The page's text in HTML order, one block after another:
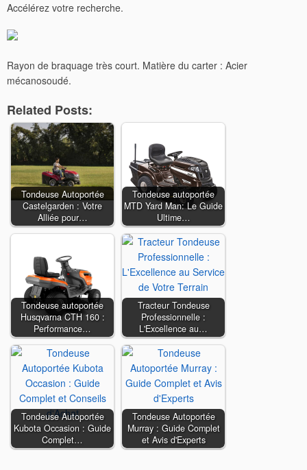
Accélérez votre recherche.
Rayon de braquage très court. Matière du carter : Acier
mécanosoudé.
Related Posts:
Tondeuse Autoportée
Castelgarden : Votre
Alliée pour…
Tondeuse autoportée
MTD Yard Man: Le Guide
Ultime…
Tondeuse autoportée
Husqvarna CTH 160 :
Performance…
Tracteur Tondeuse
Professionnelle :
L'Excellence au…
Tondeuse Autoportée
Kubota Occasion : Guide
Complet…
Tondeuse Autoportée
Murray : Guide Complet
et Avis d'Experts